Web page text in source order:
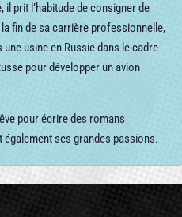
prit l’habitude de consigner de
fin de sa carrière professionnelle,
usine en Russie dans le cadre
pour développer un avion
pour écrire des romans
ses grandes passions.